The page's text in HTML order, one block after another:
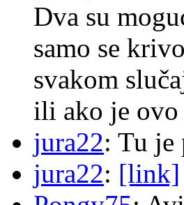
Dva su
samo se
svakom
ili ako je ovo
jura22: Tu je
jura22: [link]